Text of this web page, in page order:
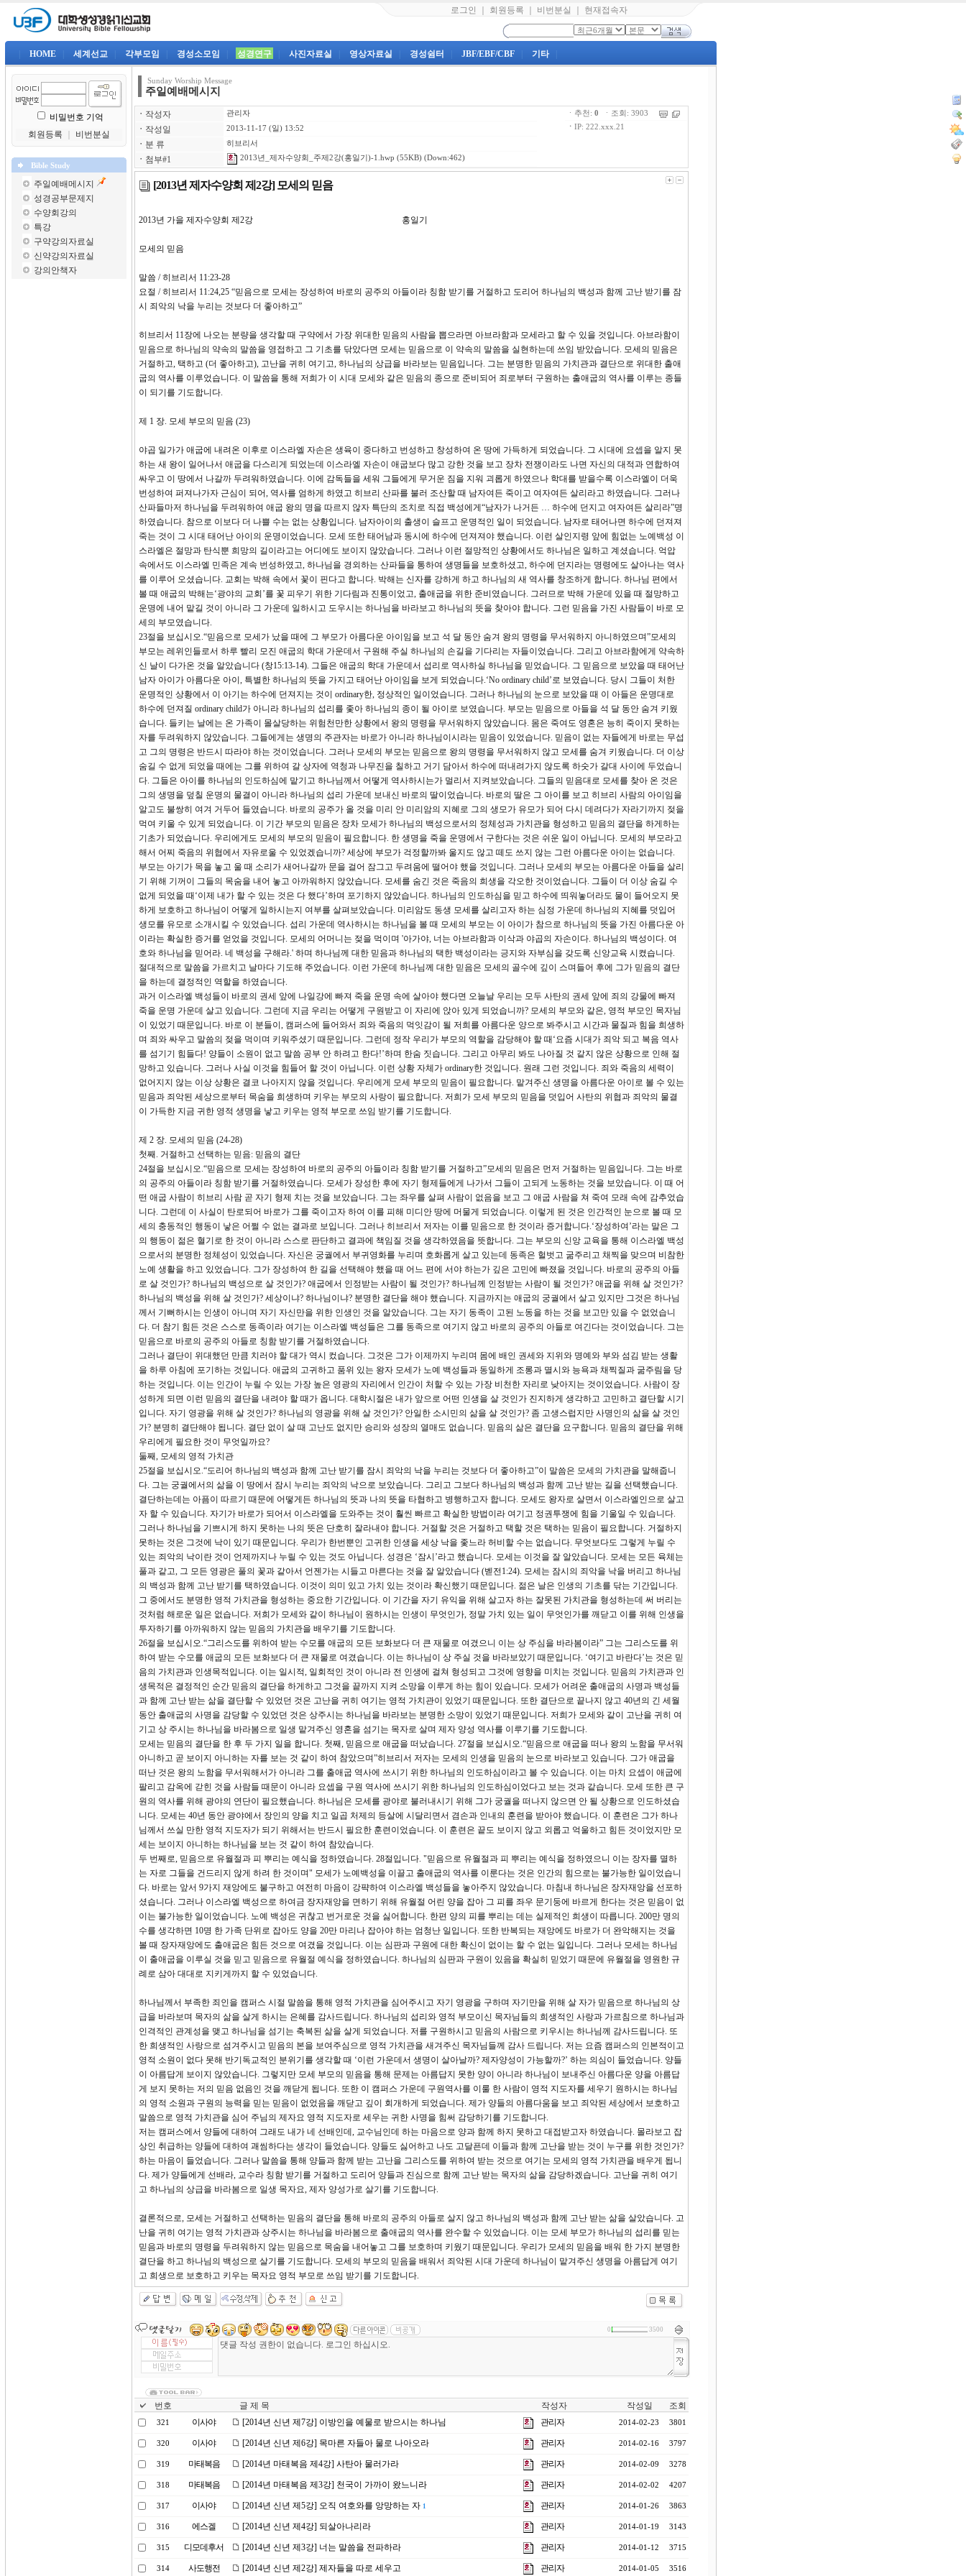
로그인 회원등록 비번분실 현재접속자
HOME 세계선교 각부모임 경성소모임 성경연구 사진자료실 영상자료실 경성쉼터 JBF/EBF/CBF 기타
비밀번호 기억
회원등록
비번분실
Bible Study
주일예배메시지
성경공부문제지
수양회강의
특강
구약강의자료실
신약강의자료실
강의안책자
Sunday Worship Message
주일예배메시지
ㆍ 작성자 관리자
ㆍ 작성일 2013-11-17 (일) 13:52
ㆍ 분 류 히브리서
ㆍ 첨부#1 2013년_제자수양회_주제2강(홍일기)-1.hwp (55KB) (Down:462)
ㆍ추천: 0 ㆍ조회: 3903
ㆍ IP: 222.xxx.21
[2013년 제자수양회 제2강] 모세의 믿음
2013년 가을 제자수양회 제2강 홍일기
모세의 믿음
말씀 / 히브리서 11:23-28
요절 / 히브리서 11:24,25 “믿음으로 모세는 장성하여 바로의 공주의 아들이라 칭함 받기를 거절하고 도리어 하나님의 백성과 함께 고난 받기를 잠
시 죄악의 낙을 누리는 것보다 더 좋아하고”
히브리서 11장에 나오는 분량을 생각할 때 구약에서 가장 위대한 믿음의 사람을 뽑으라면 아브라함과 모세라고 할 수 있을 것입니다. 아브라함이
믿음으로 하나님의 약속의 말씀을 영접하고 그 기초를 닦았다면 모세는 믿음으로 이 약속의 말씀을 실현하는데 쓰임 받았습니다. 모세의 믿음은
거절하고, 택하고 (더 좋아하고), 고난을 귀히 여기고, 하나님의 상급을 바라보는 믿음입니다. 그는 분명한 믿음의 가치관과 결단으로 위대한 출애
굽의 역사를 이루었습니다. 이 말씀을 통해 저희가 이 시대 모세와 같은 믿음의 종으로 준비되어 죄로부터 구원하는 출애굽의 역사를 이루는 종들
이 되기를 기도합니다.
제 1 장. 모세 부모의 믿음 (23)
야곱 일가가 애굽에 내려온 이후로 이스라엘 자손은 생육이 중다하고 번성하고 창성하여 온 땅에 가득하게 되었습니다. 그 시대에 요셉을 알지 못
하는 새 왕이 일어나서 애굽을 다스리게 되었는데 이스라엘 자손이 애굽보다 많고 강한 것을 보고 장차 전쟁이라도 나면 자신의 대적과 연합하여
싸우고 이 땅에서 나갈까 두려워하였습니다. 이에 감독들을 세워 그들에게 무거운 짐을 지워 괴롭게 하였으나 학대를 받을수록 이스라엘이 더욱
번성하여 퍼져나가자 근심이 되어, 역사를 엄하게 하였고 히브리 산파를 불러 조산할 때 남자여든 죽이고 여자여든 살리라고 하였습니다. 그러나
산파들마저 하나님을 두려워하여 애굽 왕의 명을 따르지 않자 특단의 조치로 직접 백성에게“남자가 나거든 … 하수에 던지고 여자여든 살리라”명
하였습니다. 참으로 이보다 더 나쁠 수는 없는 상황입니다. 남자아이의 출생이 슬프고 운명적인 일이 되었습니다. 남자로 태어나면 하수에 던져져
죽는 것이 그 시대 태어난 아이의 운명이었습니다. 모세 또한 태어남과 동시에 하수에 던져져야 했습니다. 이런 살인지령 앞에 힘없는 노예백성 이
스라엘은 절망과 탄식뿐 희망의 길이라고는 어디에도 보이지 않았습니다. 그러나 이런 절망적인 상황에서도 하나님은 일하고 계셨습니다. 억압
속에서도 이스라엘 민족은 계속 번성하였고, 하나님을 경외하는 산파들을 통하여 생명들을 보호하셨고, 하수에 던지라는 명령에도 살아나는 역사
를 이루어 오셨습니다. 교회는 박해 속에서 꽃이 핀다고 합니다. 박해는 신자를 강하게 하고 하나님의 새 역사를 창조하게 합니다. 하나님 편에서
볼 때 애굽의 박해는‘광야의 교회’를 꽃 피우기 위한 기다림과 진통이었고, 출애굽을 위한 준비였습니다. 그러므로 박해 가운데 있을 때 절망하고
운명에 내어 맡길 것이 아니라 그 가운데 일하시고 도우시는 하나님을 바라보고 하나님의 뜻을 찾아야 합니다. 그런 믿음을 가진 사람들이 바로 모
세의 부모였습니다.
23절을 보십시오.“믿음으로 모세가 났을 때에 그 부모가 아름다운 아이임을 보고 석 달 동안 숨겨 왕의 명령을 무서워하지 아니하였으며”모세의
부모는 레위인들로서 하루 빨리 모진 애굽의 학대 가운데서 구원해 주실 하나님의 손길을 기다리는 자들이었습니다. 그리고 아브라함에게 약속하
신 날이 다가온 것을 알았습니다 (창15:13-14). 그들은 애굽의 학대 가운데서 섭리로 역사하실 하나님을 믿었습니다. 그 믿음으로 보았을 때 태어난
남자 아이가 아름다운 아이, 특별한 하나님의 뜻을 가지고 태어난 아이임을 보게 되었습니다.‘No ordinary child’로 보였습니다. 당시 그들이 처한
운명적인 상황에서 이 아기는 하수에 던져지는 것이 ordinary한, 정상적인 일이었습니다. 그러나 하나님의 눈으로 보았을 때 이 아들은 운명대로
하수에 던져질 ordinary child가 아니라 하나님의 섭리를 좇아 하나님의 종이 될 아이로 보였습니다. 부모는 믿음으로 아들을 석 달 동안 숨겨 키웠
습니다. 들키는 날에는 온 가족이 몰살당하는 위험천만한 상황에서 왕의 명령을 무서워하지 않았습니다. 몸은 죽여도 영혼은 능히 죽이지 못하는
자를 두려워하지 않았습니다. 그들에게는 생명의 주관자는 바로가 아니라 하나님이시라는 믿음이 있었습니다. 믿음이 없는 자들에게 바로는 무섭
고 그의 명령은 반드시 따라야 하는 것이었습니다. 그러나 모세의 부모는 믿음으로 왕의 명령을 무서워하지 않고 모세를 숨겨 키웠습니다. 더 이상
숨길 수 없게 되었을 때에는 그를 위하여 갈 상자에 역청과 나무진을 칠하고 거기 담아서 하수에 떠내려가지 않도록 하숫가 갈대 사이에 두었습니
다. 그들은 아이를 하나님의 인도하심에 맡기고 하나님께서 어떻게 역사하시는가 멀리서 지켜보았습니다. 그들의 믿음대로 모세를 찾아 온 것은
그의 생명을 덮칠 운명의 물결이 아니라 하나님의 섭리 가운데 보내신 바로의 딸이었습니다. 바로의 딸은 그 아이를 보고 히브리 사람의 아이임을
알고도 불쌍히 여겨 거두어 들였습니다. 바로의 공주가 올 것을 미리 안 미리암의 지혜로 그의 생모가 유모가 되어 다시 데려다가 자라기까지 젖을
먹여 키울 수 있게 되었습니다. 이 기간 부모의 믿음은 장차 모세가 하나님의 백성으로서의 정체성과 가치관을 형성하고 믿음의 결단을 하게하는
기초가 되었습니다. 우리에게도 모세의 부모의 믿음이 필요합니다. 한 생명을 죽을 운명에서 구한다는 것은 쉬운 일이 아닙니다. 모세의 부모라고
해서 어찌 죽음의 위협에서 자유로울 수 있었겠습니까? 세상에 부모가 걱정할까봐 울지도 않고 떼도 쓰지 않는 그런 아름다운 아이는 없습니다.
부모는 아기가 목을 놓고 울 때 소리가 새어나갈까 문을 걸어 잠그고 두려움에 떨어야 했을 것입니다. 그러나 모세의 부모는 아름다운 아들을 살리
기 위해 기꺼이 그들의 목숨을 내어 놓고 아까워하지 않았습니다. 모세를 숨긴 것은 죽음의 희생을 각오한 것이었습니다. 그들이 더 이상 숨길 수
없게 되었을 때‘이제 내가 할 수 있는 것은 다 했다’하며 포기하지 않았습니다. 하나님의 인도하심을 믿고 하수에 띄워놓더라도 물이 들어오지 못
하게 보호하고 하나님이 어떻게 일하시는지 여부를 살펴보았습니다. 미리암도 동생 모세를 살리고자 하는 심정 가운데 하나님의 지혜를 덧입어
생모를 유모로 소개시킬 수 있었습니다. 섭리 가운데 역사하시는 하나님을 볼 때 모세의 부모는 이 아이가 참으로 하나님의 뜻을 가진 아름다운 아
이라는 확실한 증거를 얻었을 것입니다. 모세의 어머니는 젖을 먹이며 '아가야, 너는 아브라함과 이삭과 야곱의 자손이다. 하나님의 백성이다. 여
호와 하나님을 믿어라. 네 백성을 구해라.' 하며 하나님께 대한 믿음과 하나님의 택한 백성이라는 긍지와 자부심을 갖도록 신앙교육 시켰습니다.
절대적으로 말씀을 가르치고 날마다 기도해 주었습니다. 이런 가운데 하나님께 대한 믿음은 모세의 골수에 깊이 스며들어 후에 그가 믿음의 결단
을 하는데 결정적인 역할을 하였습니다.
과거 이스라엘 백성들이 바로의 권세 앞에 나일강에 빠져 죽을 운명 속에 살아야 했다면 오늘날 우리는 모두 사탄의 권세 앞에 죄의 강물에 빠져
죽을 운명 가운데 살고 있습니다. 그런데 지금 우리는 어떻게 구원받고 이 자리에 앉아 있게 되었습니까? 모세의 부모와 같은, 영적 부모인 목자님
이 있었기 때문입니다. 바로 이 분들이, 캠퍼스에 들어와서 죄와 죽음의 먹잇감이 될 저희를 아름다운 양으로 봐주시고 시간과 물질과 힘을 희생하
며 죄와 싸우고 말씀의 젖을 먹이며 키워주셨기 때문입니다. 그런데 정작 우리가 부모의 역할을 감당해야 할 때‘요즘 시대가 죄악 되고 복음 역사
를 섬기기 힘들다! 양들이 소원이 없고 말씀 공부 안 하려고 한다!’하며 한숨 짓습니다. 그리고 아무리 봐도 나아질 것 같지 않은 상황으로 인해 절
망하고 있습니다. 그러나 사실 이것을 힘들어 할 것이 아닙니다. 이런 상황 자체가 ordinary한 것입니다. 원래 그런 것입니다. 죄와 죽음의 세력이
없어지지 않는 이상 상황은 결코 나아지지 않을 것입니다. 우리에게 모세 부모의 믿음이 필요합니다. 맡겨주신 생명을 아름다운 아이로 볼 수 있는
믿음과 죄악된 세상으로부터 목숨을 희생하며 키우는 부모의 사랑이 필요합니다. 저희가 모세 부모의 믿음을 덧입어 사탄의 위협과 죄악의 물결
이 가득한 지금 귀한 영적 생명을 낳고 키우는 영적 부모로 쓰임 받기를 기도합니다.
제 2 장. 모세의 믿음 (24-28)
첫째. 거절하고 선택하는 믿음: 믿음의 결단
24절을 보십시오.“믿음으로 모세는 장성하여 바로의 공주의 아들이라 칭함 받기를 거절하고”모세의 믿음은 먼저 거절하는 믿음입니다. 그는 바로
의 공주의 아들이라 칭함 받기를 거절하였습니다. 모세가 장성한 후에 자기 형제들에게 나가서 그들이 고되게 노동하는 것을 보았습니다. 이 때 어
떤 애굽 사람이 히브리 사람 곧 자기 형제 치는 것을 보았습니다. 그는 좌우를 살펴 사람이 없음을 보고 그 애굽 사람을 쳐 죽여 모래 속에 감추었습
니다. 그런데 이 사실이 탄로되어 바로가 그를 죽이고자 하여 이를 피해 미디안 땅에 머물게 되었습니다. 이렇게 된 것은 인간적인 눈으로 볼 때 모
세의 충동적인 행동이 낳은 어쩔 수 없는 결과로 보입니다. 그러나 히브리서 저자는 이를 믿음으로 한 것이라 증거합니다.‘장성하여’라는 말은 그
의 행동이 젊은 혈기로 한 것이 아니라 스스로 판단하고 결과에 책임질 것을 생각하였음을 뜻합니다. 그는 부모의 신앙 교육을 통해 이스라엘 백성
으로서의 분명한 정체성이 있었습니다. 자신은 궁궐에서 부귀영화를 누리며 호화롭게 살고 있는데 동족은 헐벗고 굶주리고 채찍을 맞으며 비참한
노예 생활을 하고 있었습니다. 그가 장성하여 한 길을 선택해야 했을 때 어느 편에 서야 하는가 깊은 고민에 빠졌을 것입니다. 바로의 공주의 아들
로 살 것인가? 하나님의 백성으로 살 것인가? 애굽에서 인정받는 사람이 될 것인가? 하나님께 인정받는 사람이 될 것인가? 애굽을 위해 살 것인가?
하나님의 백성을 위해 살 것인가? 세상이냐? 하나님이냐? 분명한 결단을 해야 했습니다. 지금까지는 애굽의 궁궐에서 살고 있지만 그것은 하나님
께서 기뻐하시는 인생이 아니며 자기 자신만을 위한 인생인 것을 알았습니다. 그는 자기 동족이 고된 노동을 하는 것을 보고만 있을 수 없었습니
다. 더 참기 힘든 것은 스스로 동족이라 여기는 이스라엘 백성들은 그를 동족으로 여기지 않고 바로의 공주의 아들로 여긴다는 것이었습니다. 그는
믿음으로 바로의 공주의 아들로 칭함 받기를 거절하였습니다.
그러나 결단이 위대했던 만큼 치러야 할 대가 역시 컸습니다. 그것은 그가 이제까지 누리며 몸에 배인 권세와 지위와 명예와 부와 섬김 받는 생활
을 하루 아침에 포기하는 것입니다. 애굽의 고귀하고 품위 있는 왕자 모세가 노예 백성들과 동일하게 조롱과 멸시와 능욕과 채찍질과 굶주림을 당
하는 것입니다. 이는 인간이 누릴 수 있는 가장 높은 영광의 자리에서 인간이 처할 수 있는 가장 비천한 자리로 낮아지는 것이었습니다. 사람이 장
성하게 되면 이런 믿음의 결단을 내려야 할 때가 옵니다. 대학시절은 내가 앞으로 어떤 인생을 살 것인가 진지하게 생각하고 고민하고 결단할 시기
입니다. 자기 영광을 위해 살 것인가? 하나님의 영광을 위해 살 것인가? 안일한 소시민의 삶을 살 것인가? 좀 고생스럽지만 사명인의 삶을 살 것인
가? 분명히 결단해야 됩니다. 결단 없이 살 때 고난도 없지만 승리와 성장의 열매도 없습니다. 믿음의 삶은 결단을 요구합니다. 믿음의 결단을 위해
우리에게 필요한 것이 무엇일까요?
둘째, 모세의 영적 가치관
25절을 보십시오.“도리어 하나님의 백성과 함께 고난 받기를 잠시 죄악의 낙을 누리는 것보다 더 좋아하고”이 말씀은 모세의 가치관을 말해줍니
다. 그는 궁궐에서의 삶을 이 땅에서 잠시 누리는 죄악의 낙으로 보았습니다. 그리고 그보다 하나님의 백성과 함께 고난 받는 길을 선택했습니다.
결단하는데는 아픔이 따르기 때문에 어떻게든 하나님의 뜻과 나의 뜻을 타협하고 병행하고자 합니다. 모세도 왕자로 살면서 이스라엘인으로 살고
자 할 수 있습니다. 자기가 바로가 되어서 이스라엘을 도와주는 것이 훨씬 빠르고 확실한 방법이라 여기고 정권투쟁에 힘을 기울일 수 있습니다.
그러나 하나님을 기쁘시게 하지 못하는 나의 뜻은 단호히 잘라내야 합니다. 거절할 것은 거절하고 택할 것은 택하는 믿음이 필요합니다. 거절하지
못하는 것은 그것에 낙이 있기 때문입니다. 우리가 한번뿐인 고귀한 인생을 세상 낙을 좇느라 허비할 수는 없습니다. 무엇보다도 그렇게 누릴 수
있는 죄악의 낙이란 것이 언제까지나 누릴 수 있는 것도 아닙니다. 성경은 ‘잠시’라고 했습니다. 모세는 이것을 잘 알았습니다. 모세는 모든 육체는
풀과 같고, 그 모든 영광은 풀의 꽃과 같아서 언젠가는 시들고 마른다는 것을 잘 알았습니다 (벧전1:24). 모세는 잠시의 죄악을 낙을 버리고 하나님
의 백성과 함께 고난 받기를 택하였습니다. 이것이 의미 있고 가치 있는 것이라 확신했기 때문입니다. 젊은 날은 인생의 기초를 닦는 기간입니다.
그 중에서도 분명한 영적 가치관을 형성하는 중요한 기간입니다. 이 기간을 자기 유익을 위해 살고자 하는 잘못된 가치관을 형성하는데 써 버리는
것처럼 해로운 일은 없습니다. 저희가 모세와 같이 하나님이 원하시는 인생이 무엇인가, 정말 가치 있는 일이 무엇인가를 깨닫고 이를 위해 인생을
투자하기를 아까워하지 않는 믿음의 가치관을 배우기를 기도합니다.
26절을 보십시오.“그리스도를 위하여 받는 수모를 애굽의 모든 보화보다 더 큰 재물로 여겼으니 이는 상 주심을 바라봄이라” 그는 그리스도를 위
하여 받는 수모를 애굽의 모든 보화보다 더 큰 재물로 여겼습니다. 이는 하나님이 상 주실 것을 바라보았기 때문입니다. ‘여기고 바란다’는 것은 믿
음의 가치관과 인생목적입니다. 이는 일시적, 일회적인 것이 아니라 전 인생에 걸쳐 형성되고 그것에 영향을 미치는 것입니다. 믿음의 가치관과 인
생목적은 결정적인 순간 믿음의 결단을 하게하고 그것을 끝까지 지켜 소망을 이루게 하는 힘이 있습니다. 모세가 어려운 출애굽의 사명과 백성들
과 함께 고난 받는 삶을 결단할 수 있었던 것은 고난을 귀히 여기는 영적 가치관이 있었기 때문입니다. 또한 결단으로 끝나지 않고 40년의 긴 세월
동안 출애굽의 사명을 감당할 수 있었던 것은 상주시는 하나님을 바라보는 분명한 소망이 있었기 때문입니다. 저희가 모세와 같이 고난을 귀히 여
기고 상 주시는 하나님을 바라봄으로 일생 맡겨주신 영혼을 섬기는 목자로 살며 제자 양성 역사를 이루기를 기도합니다.
모세는 믿음의 결단을 한 후 두 가지 일을 합니다. 첫째, 믿음으로 애굽을 떠났습니다. 27절을 보십시오.“믿음으로 애굽을 떠나 왕의 노함을 무서워
아니하고 곧 보이지 아니하는 자를 보는 것 같이 하여 참았으며”히브리서 저자는 모세의 인생을 믿음의 눈으로 바라보고 있습니다. 그가 애굽을
떠난 것은 왕의 노함을 무서워해서가 아니라 그를 출애굽 역사에 쓰시기 위한 하나님의 인도하심이라고 볼 수 있습니다. 이는 마치 요셉이 애굽에
팔리고 감옥에 갇힌 것을 사람들 때문이 아니라 요셉을 구원 역사에 쓰시기 위한 하나님의 인도하심이었다고 보는 것과 같습니다. 모세 또한 큰 구
원의 역사를 위해 광야의 연단이 필요했습니다. 하나님은 모세를 광야로 불러내시기 위해 그가 궁궐을 떠나지 않으면 안 될 상황으로 인도하셨습
니다. 모세는 40년 동안 광야에서 장인의 양을 치고 일곱 처제의 등살에 시달리면서 겸손과 인내의 훈련을 받아야 했습니다. 이 훈련은 그가 하나
님께서 쓰실 만한 영적 지도자가 되기 위해서는 반드시 필요한 훈련이었습니다. 이 훈련은 끝도 보이지 않고 외롭고 억울하고 힘든 것이었지만 모
세는 보이지 아니하는 하나님을 보는 것 같이 하여 참았습니다.
두 번째로, 믿음으로 유월절과 피 뿌리는 예식을 정하였습니다. 28절입니다. "믿음으로 유월절과 피 뿌리는 예식을 정하였으니 이는 장자를 멸하
는 자로 그들을 건드리지 않게 하려 한 것이며" 모세가 노예백성을 이끌고 출애굽의 역사를 이룬다는 것은 인간의 힘으로는 불가능한 일이었습니
다. 바로는 앞서 9가지 재앙에도 불구하고 여전히 마음이 강퍅하여 이스라엘 백성들을 놓아주지 않았습니다. 마침내 하나님은 장자재앙을 선포하
셨습니다. 그러나 이스라엘 백성으로 하여금 장자재앙을 면하기 위해 유월절 어린 양을 잡아 그 피를 좌우 문기둥에 바르게 한다는 것은 믿음이 없
이는 불가능한 일이었습니다. 노예 백성은 귀찮고 번거로운 것을 싫어합니다. 한편 양의 피를 뿌리는 데는 실제적인 희생이 따릅니다. 200만 명의
수를 생각하면 10명 한 가족 단위로 잡아도 양을 20만 마리나 잡아야 하는 엄청난 일입니다. 또한 반복되는 재앙에도 바로가 더 완악해지는 것을
볼 때 장자재앙에도 출애굽은 힘든 것으로 여겼을 것입니다. 이는 심판과 구원에 대한 확신이 없이는 할 수 없는 일입니다. 그러나 모세는 하나님
이 출애굽을 이루실 것을 믿고 믿음으로 유월절 예식을 정하였습니다. 하나님의 심판과 구원이 있음을 확실히 믿었기 때문에 유월절을 영원한 규
례로 삼아 대대로 지키게까지 할 수 있었습니다.
하나님께서 부족한 죄인을 캠퍼스 시절 말씀을 통해 영적 가치관을 심어주시고 자기 영광을 구하며 자기만을 위해 살 자가 믿음으로 하나님의 상
급을 바라보며 목자의 삶을 살게 하시는 은혜를 감사드립니다. 하나님의 섭리와 영적 부모이신 목자님들의 희생적인 사랑과 가르침으로 하나님과
인격적인 관계성을 맺고 하나님을 섬기는 축복된 삶을 살게 되었습니다. 저를 구원하시고 믿음의 사람으로 키우시는 하나님께 감사드립니다. 또
한 희생적인 사랑으로 섬겨주시고 믿음의 본을 보여주심으로 영적 가치관을 새겨주신 목자님들께 감사 드립니다. 저는 요즘 캠퍼스의 인본적이고
영적 소원이 없다 못해 반기독교적인 분위기를 생각할 때 ‘이런 가운데서 생명이 살아날까? 제자양성이 가능할까?’ 하는 의심이 들었습니다. 양들
이 아름답게 보이지 않았습니다. 그렇지만 모세 부모의 믿음을 통해 문제는 아름답지 못한 양이 아니라 하나님이 보내주신 아름다운 양을 아름답
게 보지 못하는 저의 믿음 없음인 것을 깨닫게 됩니다. 또한 이 캠퍼스 가운데 구원역사를 이룰 한 사람이 영적 지도자를 세우기 원하시는 하나님
의 영적 소원과 구원의 능력을 믿는 믿음이 없었음을 깨닫고 깊이 회개하게 되었습니다. 제가 양들의 아름다움을 보고 죄악된 세상에서 보호하고
말씀으로 영적 가치관을 심어 주님의 제자요 영적 지도자로 세우는 귀한 사명을 힘써 감당하기를 기도합니다.
저는 캠퍼스에서 양들에 대하여 그래도 내가 네 선배인데, 교수님인데 하는 마음으로 양과 함께 하지 못하고 대접받고자 하였습니다. 몰라보고 잡
상인 취급하는 양들에 대하여 괘씸하다는 생각이 들었습니다. 양들도 싫어하고 나도 고달픈데 이들과 함께 고난을 받는 것이 누구를 위한 것인가?
하는 마음이 들었습니다. 그러나 말씀을 통해 양들과 함께 받는 고난을 그리스도를 위하여 받는 것으로 여기는 모세의 영적 가치관을 배우게 됩니
다. 제가 양들에게 선배라, 교수라 칭함 받기를 거절하고 도리어 양들과 진심으로 함께 고난 받는 목자의 삶을 감당하겠습니다. 고난을 귀히 여기
고 하나님의 상급을 바라봄으로 일생 목자요, 제자 양성가로 살기를 기도합니다.
결론적으로, 모세는 거절하고 선택하는 믿음의 결단을 통해 바로의 공주의 아들로 살지 않고 하나님의 백성과 함께 고난 받는 삶을 살았습니다. 고
난을 귀히 여기는 영적 가치관과 상주시는 하나님을 바라봄으로 출애굽의 역사를 완수할 수 있었습니다. 이는 모세 부모가 하나님의 섭리를 믿는
믿음과 바로의 명령을 두려워하지 않는 믿음으로 목숨을 내어놓고 그를 보호하며 키웠기 때문입니다. 우리가 모세의 믿음을 배워 한 가지 분명한
결단을 하고 하나님의 백성으로 살기를 기도합니다. 모세의 부모의 믿음을 배워서 죄악된 시대 가운데 하나님이 맡겨주신 생명을 아름답게 여기
고 희생으로 보호하고 키우는 목자요 영적 부모로 쓰임 받기를 기도합니다.
0 3500
번호 글 제 목 작성자 작성일 조회
321 이사야 [2014년 신년 제7강] 이방인을 예물로 받으시는 하나님 관리자 2014-02-23 3801
320 이사야 [2014년 신년 제6강] 목마른 자들아 물로 나아오라 관리자 2014-02-16 3797
319 마태복음 [2014년 마태복음 제4강] 사탄아 물러가라 관리자 2014-02-09 3278
318 마태복음 [2014년 마태복음 제3강] 천국이 가까이 왔느니라 관리자 2014-02-02 4207
317 이사야 [2014년 신년 제5강] 오직 여호와를 앙망하는 자 1 관리자 2014-01-26 3863
316 에스겔 [2014년 신년 제4강] 되살아나리라 관리자 2014-01-19 3143
315 디모데후서 [2014년 신년 제3강] 너는 말씀을 전파하라 관리자 2014-01-12 3715
314 사도행전 [2014년 신년 제2강] 제자들을 따로 세우고 관리자 2014-01-05 3516